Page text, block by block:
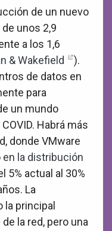
de un nuevo
unos 2,9
a los 1,6
& Wakefield
).
de datos en
para
un mundo
Habrá más
donde VMware
la distribución
5% actual al 30%
La
la principal
la red, pero una